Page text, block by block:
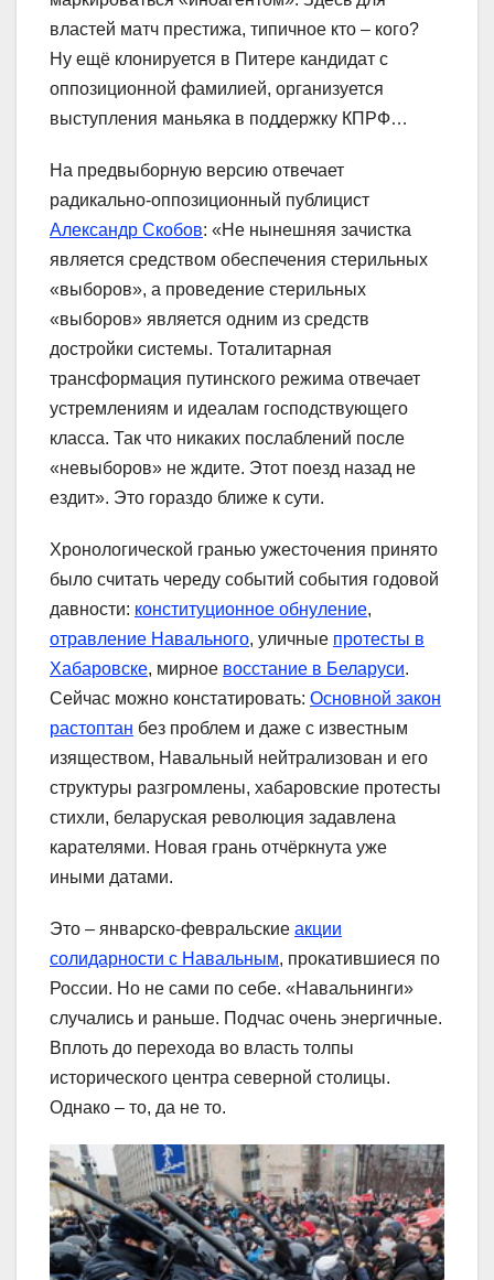
властей матч престижа, типичное кто – кого?
Ну ещё клонируется в Питере кандидат с
оппозиционной фамилией, организуется
выступления маньяка в поддержку КПРФ…
На предвыборную версию отвечает
радикально-оппозиционный публицист
Александр Скобов: «Не нынешняя зачистка
является средством обеспечения стерильных
«выборов», а проведение стерильных
«выборов» является одним из средств
достройки системы. Тоталитарная
трансформация путинского режима отвечает
устремлениям и идеалам господствующего
класса. Так что никаких послаблений после
«невыборов» не ждите. Этот поезд назад не
ездит». Это гораздо ближе к сути.
Хронологической гранью ужесточения принято
было считать череду событий события годовой
давности: конституционное обнуление,
отравление Навального, уличные протесты в
Хабаровске, мирное восстание в Беларуси.
Сейчас можно констатировать: Основной закон
растоптан без проблем и даже с известным
изяществом, Навальный нейтрализован и его
структуры разгромлены, хабаровские протесты
стихли, беларуская революция задавлена
карателями. Новая грань отчёркнута уже
иными датами.
Это – январско-февральские акции
солидарности с Навальным, прокатившиеся по
России. Но не сами по себе. «Навальнинги»
случались и раньше. Подчас очень энергичные.
Вплоть до перехода во власть толпы
исторического центра северной столицы.
Однако – то, да не то.